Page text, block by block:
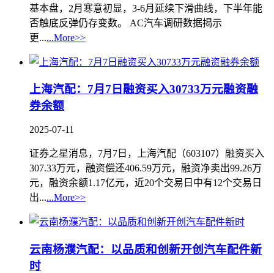
基本盘，2月寒意初显，3-6月延续下滑曲线，下半年能
否触底反弹仍存变数。 AC汽车调研数据揭示
更......More>>
上海汽配：7月7日融资买入30733万元融资融
券余额
2025-07-11
证券之星消息，7月7日，上海汽配（603107）融资买入
307.33万元，融资偿还406.59万元，融资净卖出99.26万
元，融资余额1.17亿元，近20个交易日中有12个交易日
出......More>>
云南杨濮汽配：以品质和创新开创汽车配件新
时